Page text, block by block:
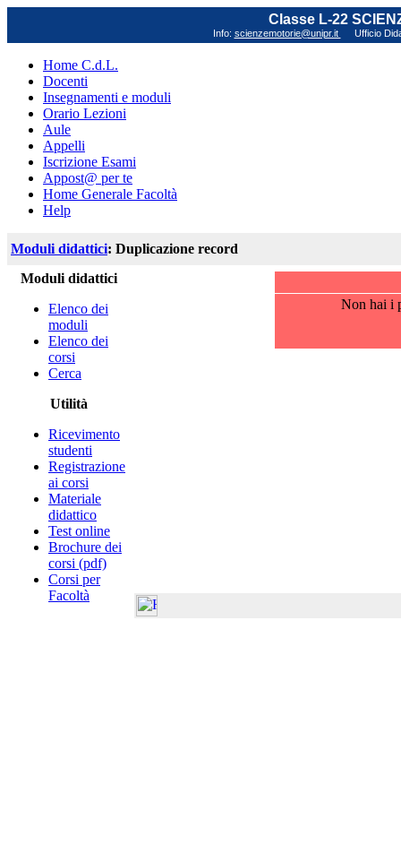
Classe L-22
Info: scienzemotorie@unipr.it Ufficio
Home C.d.L.
Docenti
Insegnamenti e moduli
Orario Lezioni
Aule
Appelli
Iscrizione Esami
Appost@ per te
Home Generale Facoltà
Help
Moduli didattici: Duplicazione record
Moduli didattici
Elenco dei
moduli
Elenco dei
corsi
Cerca
Utilità
Ricevimento
studenti
Registrazione
ai corsi
Materiale
didattico
Test online
Brochure dei
corsi (pdf)
Corsi per
Facoltà
Non hai i